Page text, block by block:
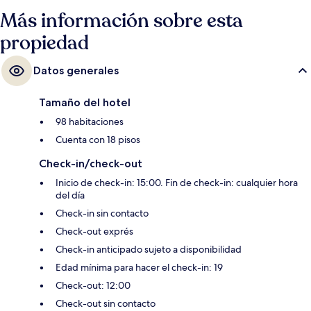
Más información sobre esta
propiedad
Datos generales
Tamaño del hotel
98 habitaciones
Cuenta con 18 pisos
Check-in/check-out
Inicio de check-in: 15:00. Fin de check-in: cualquier hora
del día
Check-in sin contacto
Check-out exprés
Check-in anticipado sujeto a disponibilidad
Edad mínima para hacer el check-in: 19
Check-out: 12:00
Check-out sin contacto